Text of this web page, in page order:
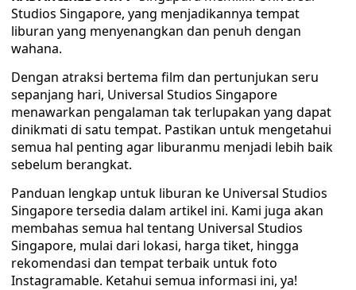
Studios Singapore, yang menjadikannya tempat
liburan yang menyenangkan dan penuh dengan
wahana.
Dengan atraksi bertema film dan pertunjukan seru
sepanjang hari, Universal Studios Singapore
menawarkan pengalaman tak terlupakan yang dapat
dinikmati di satu tempat. Pastikan untuk mengetahui
semua hal penting agar liburanmu menjadi lebih baik
sebelum berangkat.
Panduan lengkap untuk liburan ke Universal Studios
Singapore tersedia dalam artikel ini. Kami juga akan
membahas semua hal tentang Universal Studios
Singapore, mulai dari lokasi, harga tiket, hingga
rekomendasi dan tempat terbaik untuk foto
Instagramable. Ketahui semua informasi ini, ya!